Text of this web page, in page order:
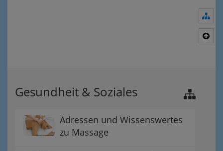
Gesundheit & Soziales
Adressen und Wissenswertes
zu Massage